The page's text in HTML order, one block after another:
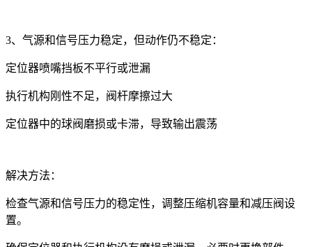
3、气源和信号压力稳定，但动作仍不稳定：
定位器喷嘴挡板不平行或泄漏
执行机构刚性不足，阀杆摩擦过大
定位器中的球阀磨损或卡滞，导致输出震荡
解决方法：
检查气源和信号压力的稳定性，调整压缩机容量和减压阀设
置。